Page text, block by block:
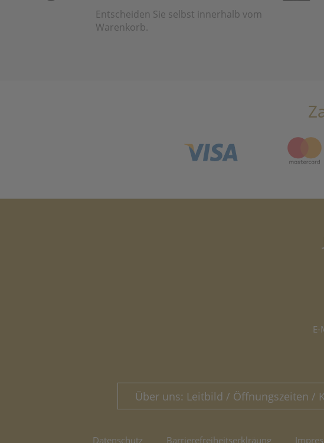
Entscheiden Sie selbst innerhalb vom
Warenkorb.
E-
Über uns: Leitbild / Öffnungszeiten /
Datenschutz Barrierefreiheitserklräung